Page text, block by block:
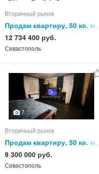
Вторичный рынок
Продам квартиру, 50 кв. м,
этаж
12 734 400 руб.
Севастополь
7
Вторичный рынок
Продам квартиру, 50 кв. м,
этаж
9 300 000 руб.
Севастополь